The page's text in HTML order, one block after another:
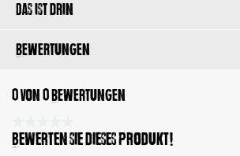
Das ist drin
Bewertungen
0 von 0 Bewertungen
Durchschnittliche Bewertung 0 von 5 Sternen
Bewerten Sie dieses Produkt!